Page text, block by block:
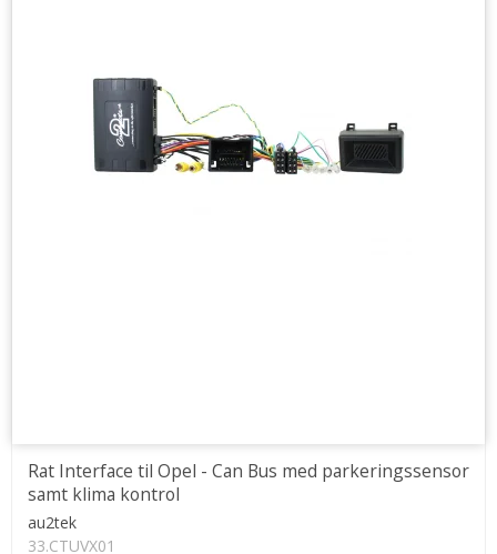
Rat Interface til Opel - Can Bus med parkeringssensor
samt klima kontrol
au2tek
33.CTUVX01